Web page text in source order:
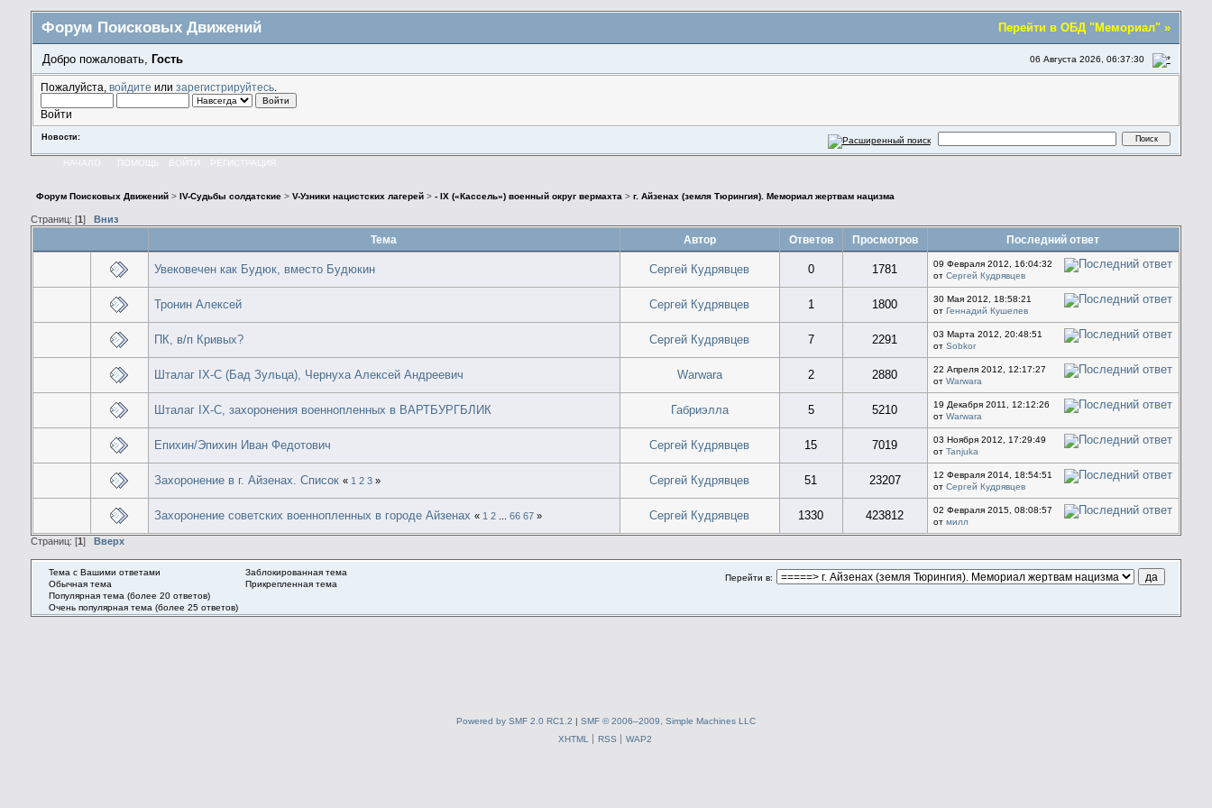
Перейти в ОБД "Мемориал" »
Форум Поисковых Движений
06 Августа 2026, 06:37:30
Добро пожаловать, Гость
Пожалуйста, войдите или зарегистрируйтесь.
Войти
Новости:
НАЧАЛО ПОМОЩЬ ВОЙТИ РЕГИСТРАЦИЯ
Форум Поисковых Движений > IV-Судьбы солдатские >V-Узники нацистских лагерей >- IX («Кассель») военный округ вермахта >г. Айзенах (земля Тюрингия). Мемориал жертвам нацизма
Страниц: [1 ] Вниз
Тема Автор Ответов Просмотров Последний ответ
Увековечен как Будюк, вместо Будюкин Сергей Кудрявцев 0 1781
09 Февраля 2012, 16:04:32
отСергей Кудрявцев
Тронин Алексей Сергей Кудрявцев 1 1800
30 Мая 2012, 18:58:21
от Геннадий Кушелев
ПК, в/п Кривых? Сергей Кудрявцев 7 2291
03 Марта 2012, 20:48:51
отSobkor
Шталаг IX-C (Бад Зульца), Чернуха Алексей Андреевич Warwara 2 2880
22 Апреля 2012, 12:17:27
отWarwara
Шталаг IX-C, захоронения военнопленных в ВАРТБУРГБЛИК Габриэлла 5 5210
19 Декабря 2011, 12:12:26
отWarwara
Епихин/Эпихин Иван Федотович Сергей Кудрявцев 15 7019
03 Ноября 2012, 17:29:49
отTanjuka
Захоронение в г. Айзенах. Список « 1 2 3 » Сергей Кудрявцев 51 23207
12 Февраля 2014, 18:54:51
отСергей Кудрявцев
Захоронение советских военнопленных в городе Айзенах « 1 2 ...66 67 » Сергей Кудрявцев 1330 423812
02 Февраля 2015, 08:08:57
отмилл
Страниц: [1 ] Вверх
Перейти в:
Тема с Вашими ответами
Обычная тема
Популярная тема (более 20 ответов)
Очень популярная тема (более 25 ответов)
Заблокированная тема
Прикрепленная тема
Powered by SMF 2.0 RC1.2
SMF © 2006–2009, Simple Machines LLC
XHTML
RSS WAP2